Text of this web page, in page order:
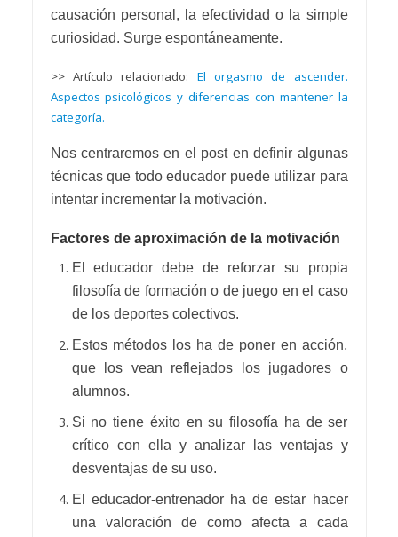
causación personal, la efectividad o la simple
curiosidad. Surge espontáneamente.
>> Artículo relacionado: El orgasmo de ascender.
Aspectos psicológicos y diferencias con mantener la
categoría.
Nos centraremos en el post en definir algunas
técnicas que todo educador puede utilizar para
intentar incrementar la motivación.
Factores de aproximación de la motivación
El educador debe de reforzar su propia
filosofía de formación o de juego en el caso
de los deportes colectivos.
Estos métodos los ha de poner en acción,
que los vean reflejados los jugadores o
alumnos.
Si no tiene éxito en su filosofía ha de ser
crítico con ella y analizar las ventajas y
desventajas de su uso.
El educador-entrenador ha de estar hacer
una valoración de como afecta a cada